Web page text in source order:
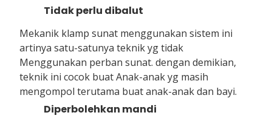
Tidak perlu dibalut
Mekanik klamp sunat menggunakan sistem ini
artinya satu-satunya teknik yg tidak
Menggunakan perban sunat. dengan demikian,
teknik ini cocok buat Anak-anak yg masih
mengompol terutama buat anak-anak dan bayi.
Diperbolehkan mandi